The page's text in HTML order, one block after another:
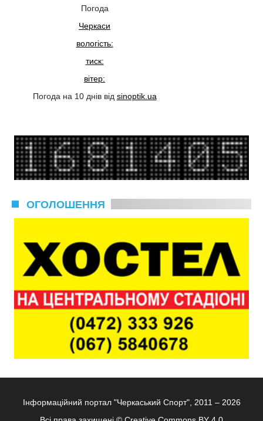
Погода
Черкаси
вологість:
тиск:
вітер:
Погода на 10 днів від sinoptik.ua
ОГОЛОШЕННЯ
Інформаційний портал "Черкаський Спорт", 2011 – 2026